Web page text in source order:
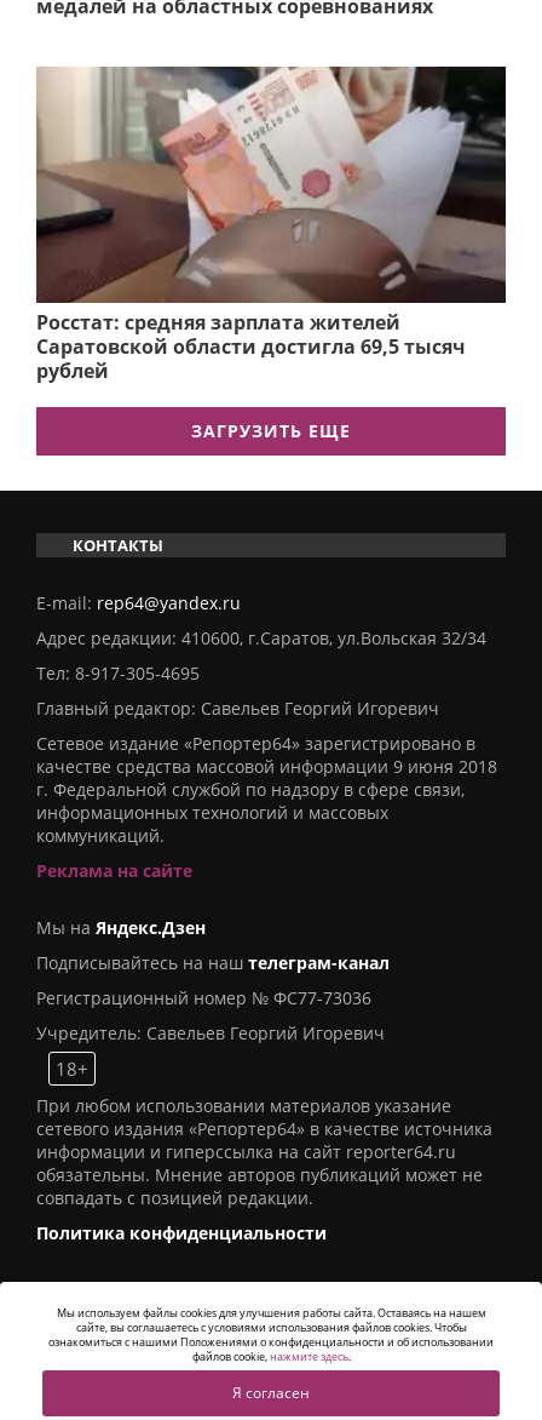
медалей на областных соревнованиях
Росстат: средняя зарплата жителей
Саратовской области достигла 69,5 тысяч
рублей
ЗАГРУЗИТЬ ЕЩЕ
КОНТАКТЫ
E-mail: rep64@yandex.ru
Адрес редакции: 410600, г.Саратов, ул.Вольская 32/34
Тел: 8-917-305-4695
Главный редактор: Савельев Георгий Игоревич
Сетевое издание «Репортер64» зарегистрировано в
качестве средства массовой информации 9 июня 2018
г. Федеральной службой по надзору в сфере связи,
информационных технологий и массовых
коммуникаций.
Реклама на сайте
Мы на Яндекс.Дзен
Подписывайтесь на наш телеграм-канал
Регистрационный номер № ФС77-73036
Учредитель: Савельев Георгий Игоревич
18+
При любом использовании материалов указание
сетевого издания «Репортер64» в качестве источника
информации и гиперссылка на сайт reporter64.ru
обязательны. Мнение авторов публикаций может не
совпадать с позицией редакции.
Политика конфиденциальности
© 2016СИ «Репортер64». Все права защищены -
Alatis Studio
Мы используем файлы cookies для улучшения работы сайта. Оставаясь на нашем
сайте, вы соглашаетесь с условиями использования файлов cookies. Чтобы
ознакомиться с нашими Положениями о конфиденциальности и об использовании
файлов cookie,нажмите здесь.
Я согласен